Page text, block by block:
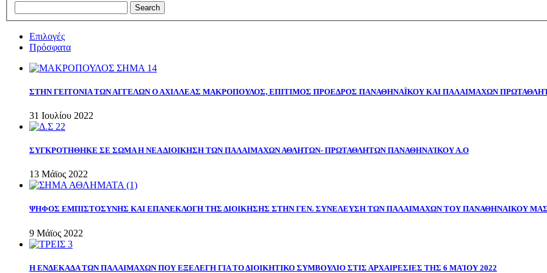
Επιλογές
Πρόσφατα
ΣΤΗΝ ΓΕΙΤΟΝΙΑ ΤΩΝ ΑΓΓΕΛΩΝ Ο ΑΧΙΛΛΕΑΣ ΜΑΚΡΟΠΟΥΛΟΣ, ΕΠΙΤΙΜΟΣ ΠΡΟΕΔΡΟΣ ΠΑΝΑΘΗΝΑΪΚΟΥ ΚΑΙ ΠΑΛΑΙΜΑΧΩΝ
31 Ιουλίου 2022
ΣΥΓΚΡΟΤΗΘΗΚΕ ΣΕ ΣΩΜΑ Η ΝΕΑ ΔΙΟΙΚΗΣΗ ΤΩΝ ΠΑΛΑΙΜΑΧΩΝ ΑΘΛΗΤΩΝ- ΠΡΩΤΑΘΛΗΤΩΝ ΠΑΝΑΘΗΝΑΊΚΟΥ Α.Ο
13 Μάϊος 2022
ΨΗΦΟΣ ΕΜΠΙΣΤΟΣΥΝΗΣ ΚΑΙ ΕΠΑΝΕΚΛΟΓΗ ΤΗΣ ΔΙΟΙΚΗΣΗΣ ΣΤΗΝ ΓΕΝ. ΣΥΝΕΛΕΥΣΗ ΤΩΝ ΠΑΛΑΙΜΑΧΩΝ ΤΟΥ ΠΑΝΑΘΗΝΑΙΚΟΥ ΜΑΣ
9 Μάϊος 2022
Η ΕΝΔΕΚΑΔΑ ΤΩΝ ΠΑΛΑΙΜΑΧΩΝ ΠΟΥ ΕΞΕΛΕΓΗ ΓΙΑ ΤΟ ΔΙΟΙΚΗΤΙΚΟ ΣΥΜΒΟΥΛΙΟ ΣΤΙΣ ΑΡΧΑΙΡΕΣΙΕΣ ΤΗΣ 6 ΜΑΊΟΥ 2022